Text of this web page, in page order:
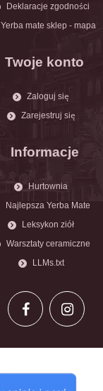
Deklaracje zgodności
Yerba mate sklep - mapa
Twoje konto
Zaloguj się
Zarejestruj się
Informacje
Hurtownia
Najlepsza Yerba Mate
Leksykon ziół
Warsztaty ceramiczne
LLMs.txt